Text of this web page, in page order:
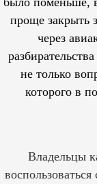
проще закрыть
через
не только
которого в
Владельцы